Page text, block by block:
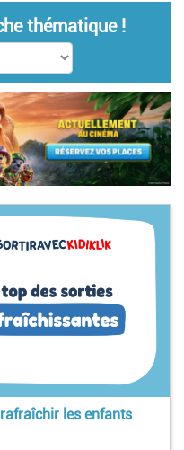
thématique !
les enfants